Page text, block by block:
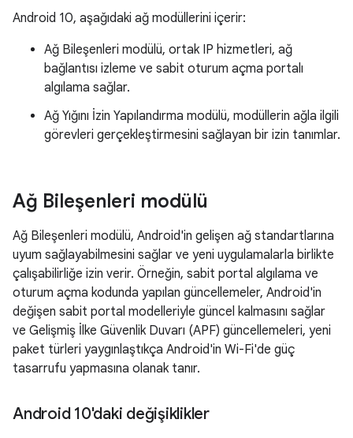
Android 10, aşağıdaki ağ modüllerini içerir:
Ağ Bileşenleri modülü, ortak IP hizmetleri, ağ
bağlantısı izleme ve sabit oturum açma portalı
algılama sağlar.
Ağ Yığını İzin Yapılandırma modülü, modüllerin ağla ilgili
görevleri gerçekleştirmesini sağlayan bir izin tanımlar.
Ağ Bileşenleri modülü
Ağ Bileşenleri modülü, Android'in gelişen ağ standartlarına
uyum sağlayabilmesini sağlar ve yeni uygulamalarla birlikte
çalışabilirliğe izin verir. Örneğin, sabit portal algılama ve
oturum açma kodunda yapılan güncellemeler, Android'in
değişen sabit portal modelleriyle güncel kalmasını sağlar
ve Gelişmiş İlke Güvenlik Duvarı (APF) güncellemeleri, yeni
paket türleri yaygınlaştıkça Android'in Wi-Fi'de güç
tasarrufu yapmasına olanak tanır.
Android 10'daki değişiklikler